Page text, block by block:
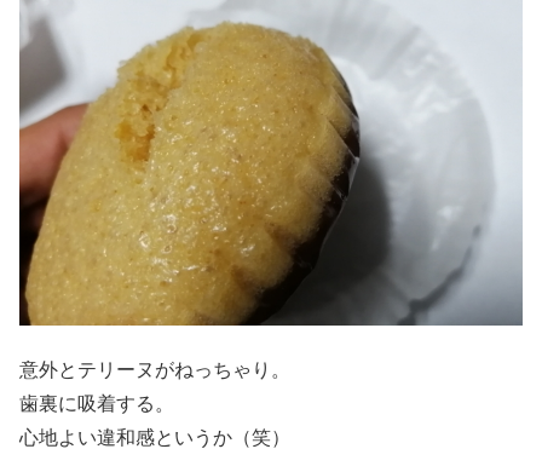
意外とテリーヌがねっちゃり。
歯裏に吸着する。
心地よい違和感というか（笑）